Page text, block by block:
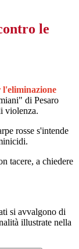
le
di Pesaro
violenza.
rosse s'intende
tacere, a chiedere
si avvalgono di
illustrate nella